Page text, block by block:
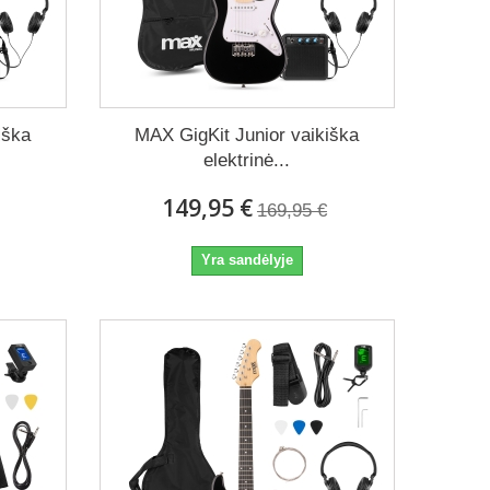
leidžia patogiai groti tiek trumpų repeticijų metu, tiek
iki modernių sprendimų. Galite pasirinkti instrumentą
leidžia lengvai išmokti pagrindinius akordus ir technikas.
MAX GigKit Junior vaikiška
elektrinė...
149,95 € 169,95 €
Yra sandėlyje